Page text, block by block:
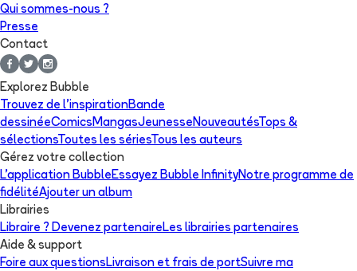
Qui sommes-nous ?
Presse
Contact
Explorez Bubble
Trouvez de l'inspirationBande
dessinéeComicsMangasJeunesseNouveautésTops &
sélectionsToutes les sériesTous les auteurs
Gérez votre collection
L'application BubbleEssayez Bubble InfinityNotre programme de
fidélitéAjouter un album
Librairies
Libraire ? Devenez partenaireLes librairies partenaires
Aide & support
Foire aux questionsLivraison et frais de portSuivre ma